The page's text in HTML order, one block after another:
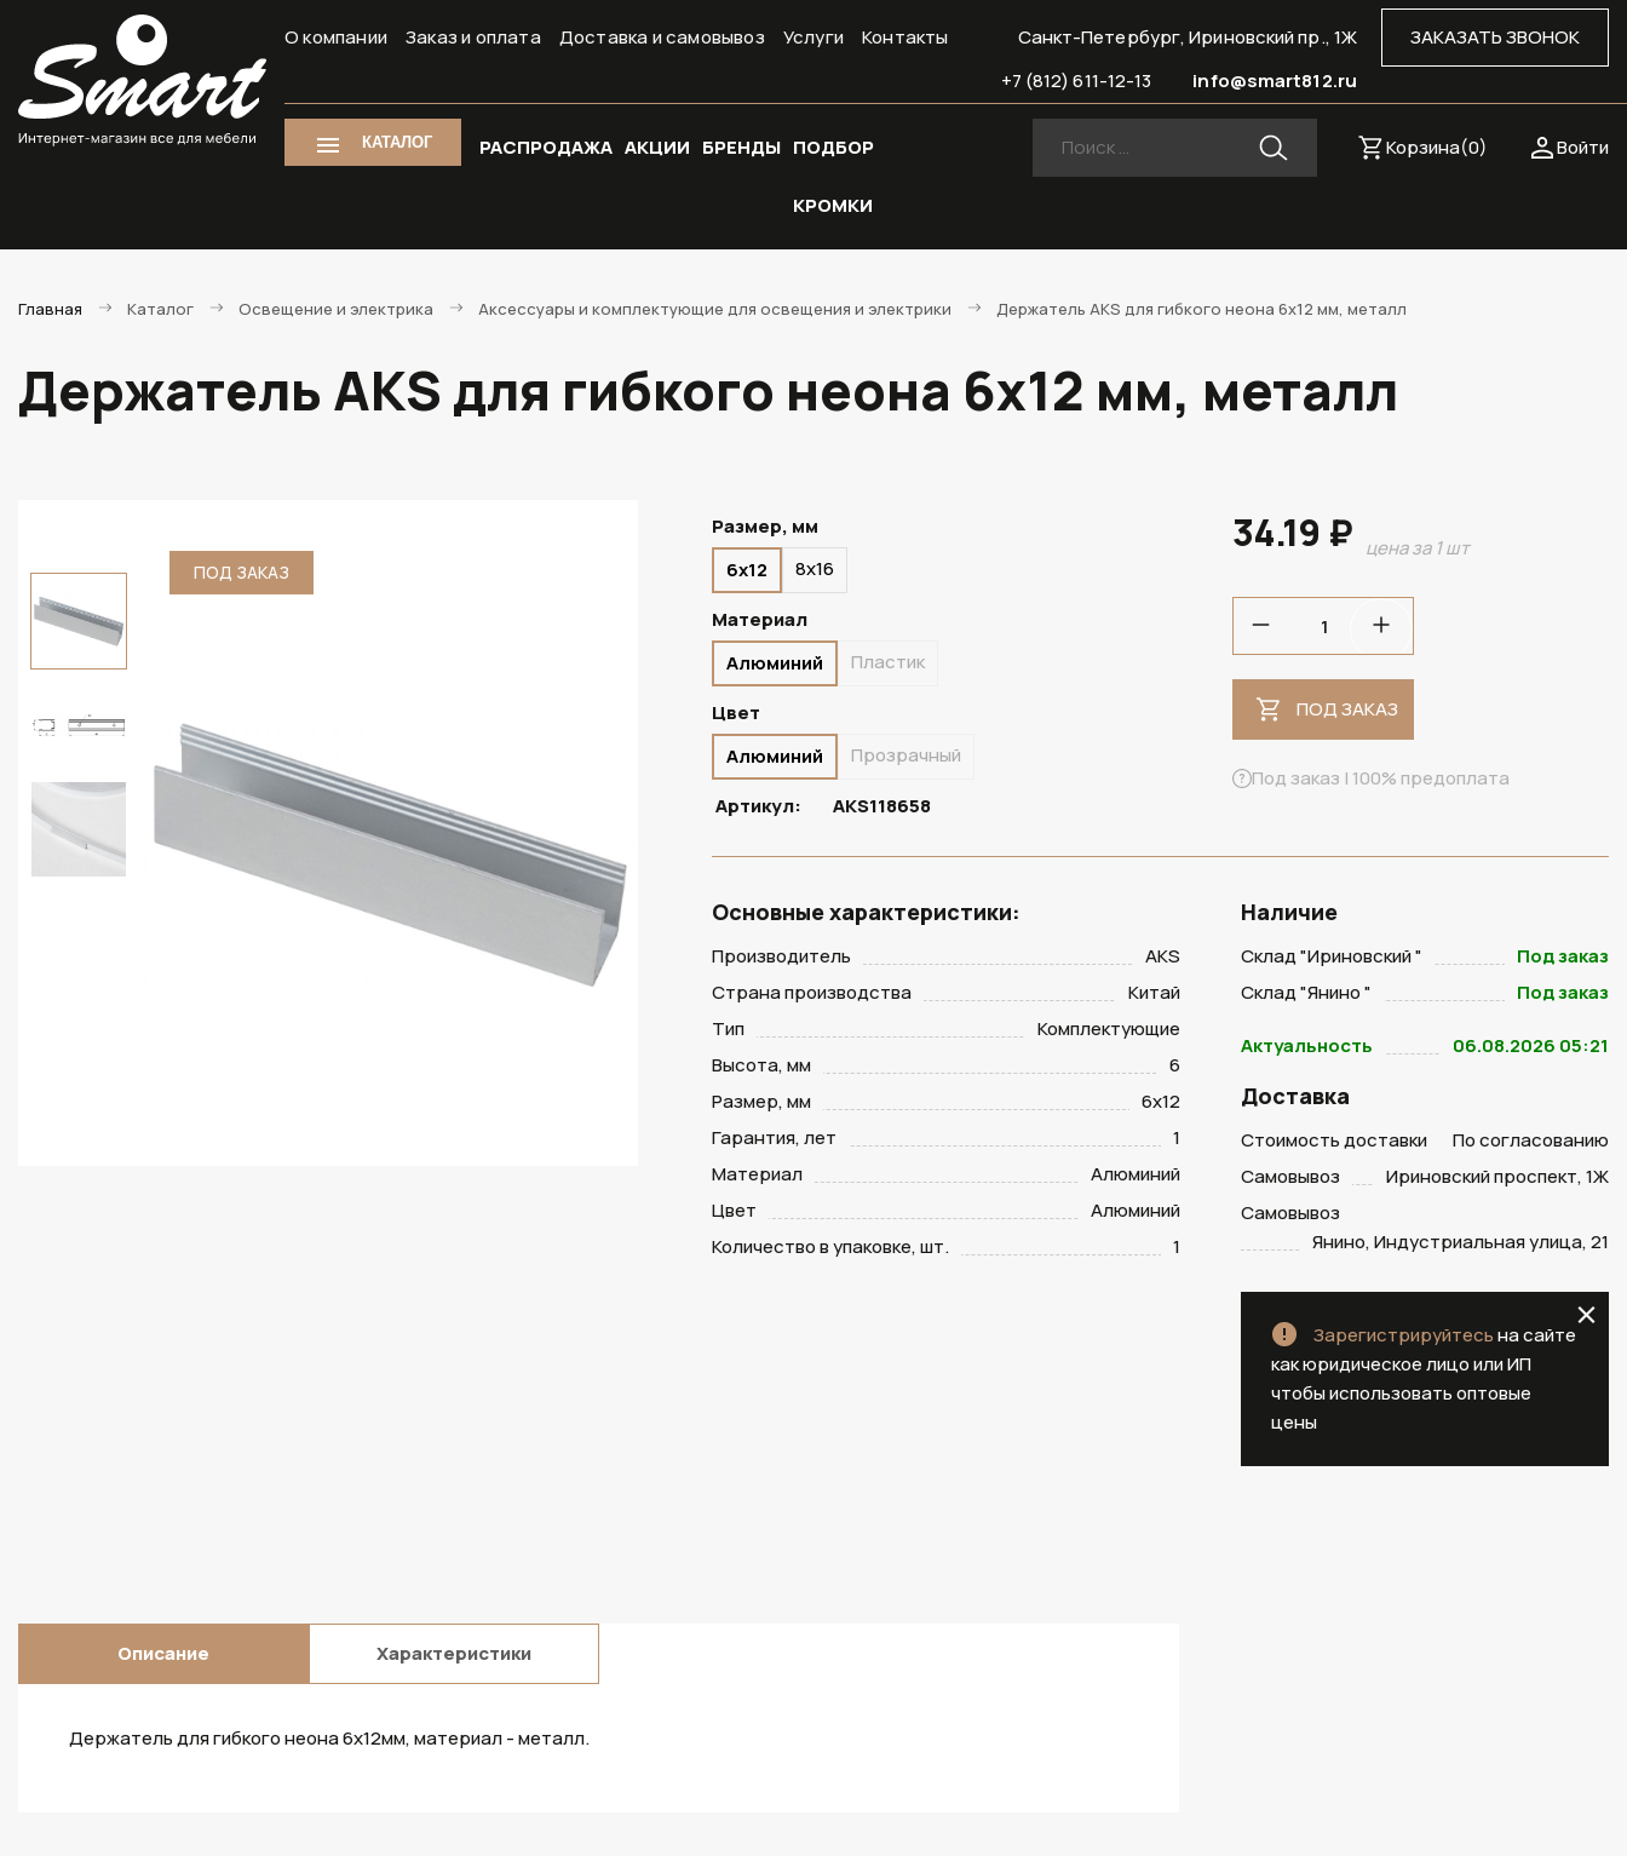
О компании Заказ и оплата Доставка и самовывоз Услуги Контакты ЗАКАЗАТЬ ЗВОНОК
Санкт-Петербург, Ириновский пр., 1Ж
info@smart812.ru
+7 (812) 611-12-13
КАТАЛОГ РАСПРОДАЖА АКЦИИ БРЕНДЫ ПОДБОР
КРОМКИ
Войти
Корзина(0)
Главная Каталог Освещение и электрика Аксессуары и комплектующие для освещения и электрики Держатель AKS для гибкого неона 6х12 мм, металл
Держатель AKS для гибкого неона 6х12 мм, металл
ПОД ЗАКАЗ ПОД ЗАКАЗ
Размер, мм
6х12
8х16
Материал
Алюминий
Пластик
Цвет
Алюминий
Прозрачный
Артикул:
AKS118658
34.19 ₽ цена за 1 шт
ПОД ЗАКАЗ
Под заказ | 100% предоплата
Основные характеристики:
Производитель
AKS
Страна производства
Китай
Тип
Комплектующие
Высота, мм
6
Размер, мм
6х12
Гарантия, лет
1
Материал
Алюминий
Цвет
Алюминий
Количество в упаковке, шт.
1
Наличие
Склад "Ириновский "
Под заказ
Склад "Янино "
Под заказ
Актуальность 06.08.2026 05:21
Доставка
Стоимость доставки
По согласованию
Самовывоз
Ириновский проспект, 1Ж
Самовывоз
Янино, Индустриальная улица, 21
Зарегистрируйтесьна сайте
как юридическое лицо или ИП
чтобы использовать оптовые
цены
Описание Характеристики
Держатель для гибкого неона 6х12мм, материал - металл.